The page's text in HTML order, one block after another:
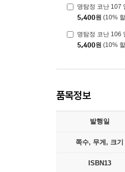
명탐정 코난 107
5,400원 (10%
명탐정 코난 106
5,400원 (10%
품목정보
발행일
쪽수, 무게, 크기
ISBN13